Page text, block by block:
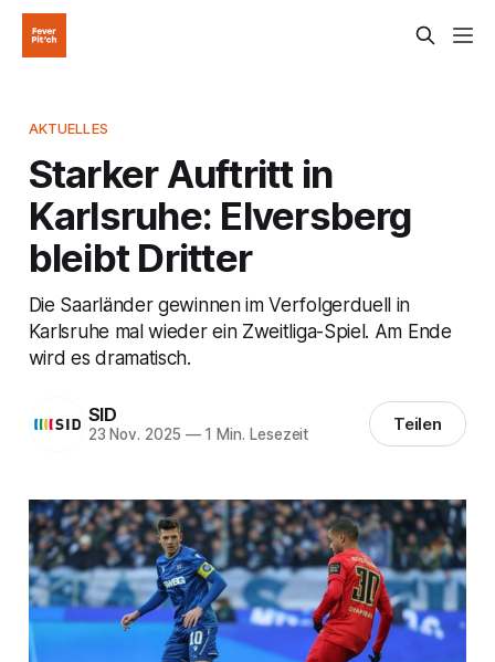
AKTUELLES
Starker Auftritt in
Karlsruhe: Elversberg
bleibt Dritter
Die Saarländer gewinnen im Verfolgerduell in
Karlsruhe mal wieder ein Zweitliga-Spiel. Am Ende
wird es dramatisch.
SID
23 Nov. 2025 —1 Min. Lesezeit Teilen